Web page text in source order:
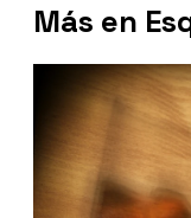
Más en